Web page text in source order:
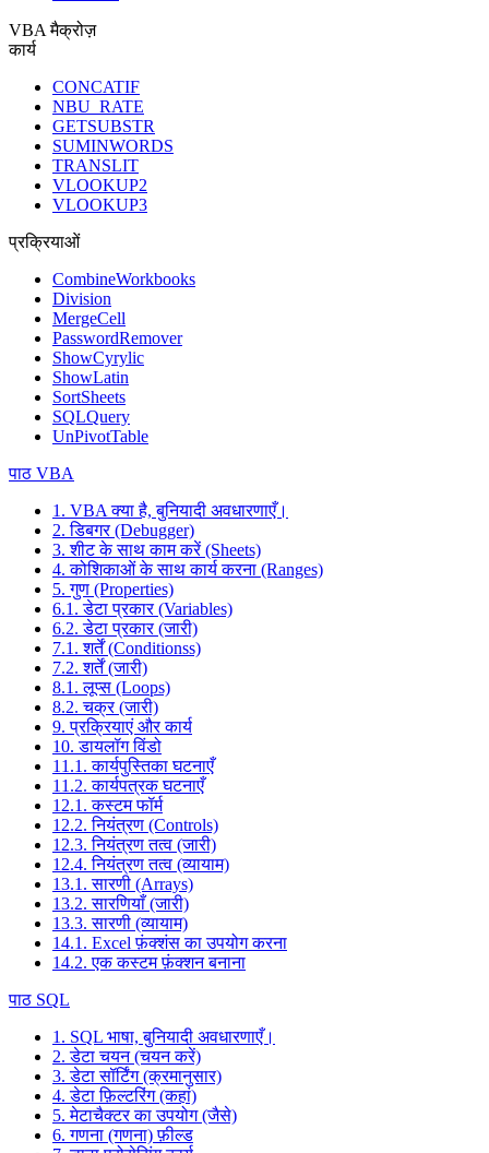
VBA मैक्रोज़
कार्य
CONCATIF
NBU_RATE
GETSUBSTR
SUMINWORDS
TRANSLIT
VLOOKUP2
VLOOKUP3
प्रक्रियाओं
CombineWorkbooks
Division
MergeCell
PasswordRemover
ShowCyrylic
ShowLatin
SortSheets
SQLQuery
UnPivotTable
पाठ VBA
1. VBA क्या है, बुनियादी अवधारणाएँ।
2. डिबगर (Debugger)
3. शीट के साथ काम करें (Sheets)
4. कोशिकाओं के साथ कार्य करना (Ranges)
5. गुण (Properties)
6.1. डेटा प्रकार (Variables)
6.2. डेटा प्रकार (जारी)
7.1. शर्तें (Conditionss)
7.2. शर्तें (जारी)
8.1. लूप्स (Loops)
8.2. चक्र (जारी)
9. प्रक्रियाएं और कार्य
10. डायलॉग विंडो
11.1. कार्यपुस्तिका घटनाएँ
11.2. कार्यपत्रक घटनाएँ
12.1. कस्टम फॉर्म
12.2. नियंत्रण (Controls)
12.3. नियंत्रण तत्व (जारी)
12.4. नियंत्रण तत्व (व्यायाम)
13.1. सारणी (Arrays)
13.2. सारणियाँ (जारी)
13.3. सारणी (व्यायाम)
14.1. Excel फ़ंक्शंस का उपयोग करना
14.2. एक कस्टम फ़ंक्शन बनाना
पाठ SQL
1. SQL भाषा, बुनियादी अवधारणाएँ।
2. डेटा चयन (चयन करें)
3. डेटा सॉर्टिंग (क्रमानुसार)
4. डेटा फ़िल्टरिंग (कहां)
5. मेटाचैक्टर का उपयोग (जैसे)
6. गणना (गणना) फ़ील्ड